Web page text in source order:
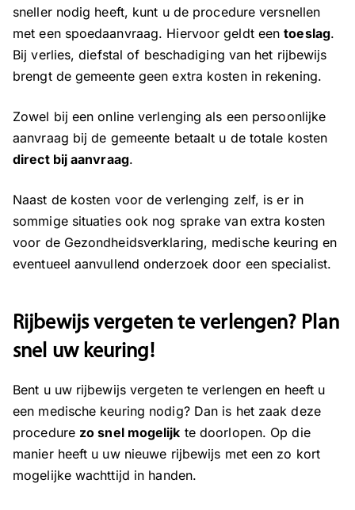
sneller nodig heeft, kunt u de procedure versnellen
met een spoedaanvraag. Hiervoor geldt eentoeslag.
Bij verlies, diefstal of beschadiging van het rijbewijs
brengt de gemeente geen extra kosten in rekening.
Zowel bij een online verlenging als een persoonlijke
aanvraag bij de gemeente betaalt u de totale kosten
direct bij aanvraag.
Naast de kosten voor de verlenging zelf, is er in
sommige situaties ook nog sprake van extra kosten
voor de Gezondheidsverklaring, medische keuring en
eventueel aanvullend onderzoek door een specialist.
Rijbewijs vergeten te verlengen? Plan
snel uw keuring!
Bent u uw rijbewijs vergeten te verlengen en heeft u
een medische keuring nodig? Dan is het zaak deze
procedure zo snel mogelijk te doorlopen. Op die
manier heeft u uw nieuwe rijbewijs met een zo kort
mogelijke wachttijd in handen.